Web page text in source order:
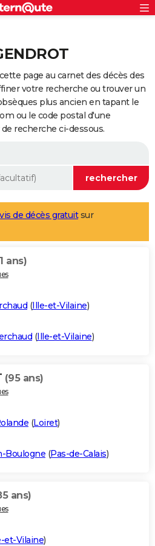
page au carnet des décès des
votre recherche ou trouver un
plus ancien en tapant le
ou le code postal d'une
recherche ci-dessous.
de décès gratuitsur
ans)
(Ille-et-Vilaine)
(Ille-et-Vilaine)
(95 ans)
(Loiret)
Boulogne (Pas-de-Calais)
ans)
et-Vilaine)